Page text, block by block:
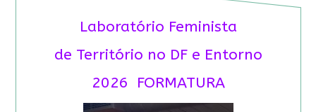
Laboratório Feminista
de Território no DF e Entorno
2026 FORMATURA